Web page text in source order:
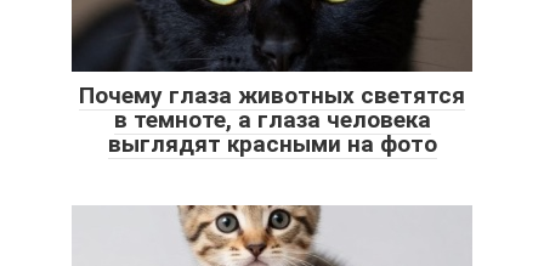
Почему глаза животных светятся
в темноте, а глаза человека
выглядят красными на фото